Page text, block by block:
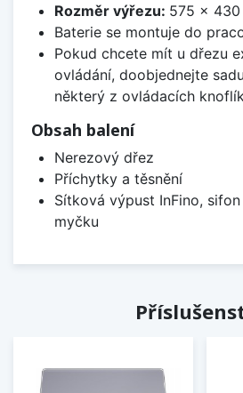
Rozměr výřezu: 575 x 430
Baterie se montuje do
Pokud chcete mít u dřezu
ovládání, doobjednejte
některý z ovládacích
Obsah balení
Nerezový dřez
Příchytky a těsnění
Sítková výpust InFino,
myčku